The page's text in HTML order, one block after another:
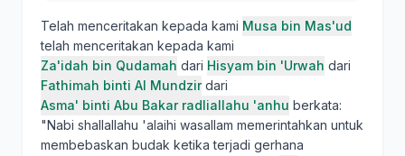
Telah menceritakan kepada kami Musa bin Mas'ud
telah menceritakan kepada kami
Za'idah bin Qudamah dari Hisyam bin 'Urwah dari
Fathimah binti Al Mundzirdari
Asma' binti Abu Bakar radliallahu 'anhu berkata:
"Nabi shallallahu 'alaihi wasallam memerintahkan untuk
membebaskan budak ketika terjadi gerhana